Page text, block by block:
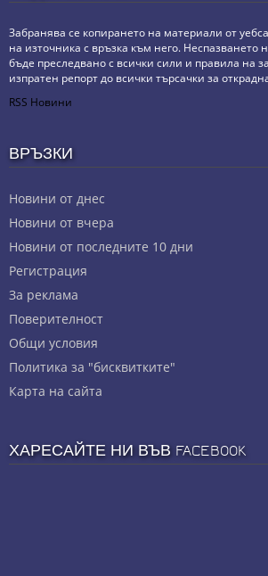
Забранява се копирането на материали от
на източника с връзка към него. Неспазването
бъде преследвано с всички сили и правила на
изпратен репорт до всички търсачки за
RSS Новини
ВРЪЗКИ
Новини от днес
Новини от вчера
Новини от последните 10 дни
Регистрация
За реклама
Πoвepитeлнocт
Общи условия
Политика за "бисквитките"
Карта на сайта
ХАРЕСАЙТЕ НИ ВЪВ FACEBOOK